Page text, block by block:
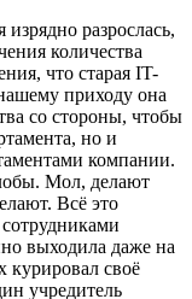
разрослась,
количества
что старая IT-
приходу она
со стороны, чтобы
но и
компании.
Мол, делают
Всё это
выходила даже на
курировал своё
учредитель